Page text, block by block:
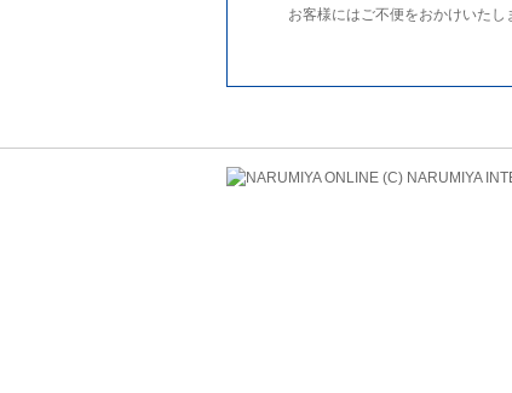
お客様にはご不便をおかけいたし